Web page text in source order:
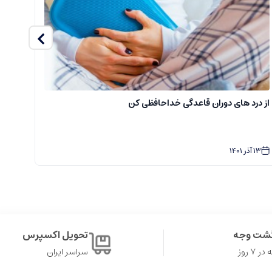
از درد های دوران قاعدگی خداحافظی کن
13آذر1401
وجه
روز
تحویل اکسپرس
سراسر ایران